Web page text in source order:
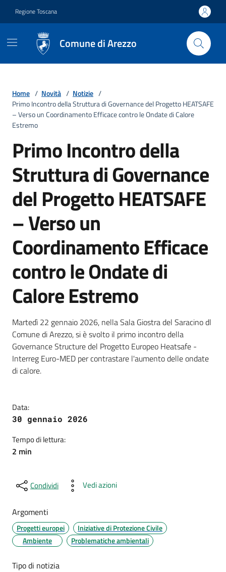
Regione Toscana
Comune di Arezzo
Home / Novità / Notizie /
Primo Incontro della Struttura di Governance del Progetto HEATSAFE
– Verso un Coordinamento Efficace contro le Ondate di Calore
Estremo
Primo Incontro della
Struttura di Governance
del Progetto HEATSAFE
– Verso un
Coordinamento Efficace
contro le Ondate di
Calore Estremo
Dettagli della notizia
Martedì 22 gennaio 2026, nella Sala Giostra del Saracino dl
Comune di Arezzo, si è svolto il primo incontro della
Governance Structure del Progetto Europeo Heatsafe -
Interreg Euro-MED per contrastare l'aumento delle ondate
di calore.
Data:
30 gennaio 2026
Tempo di lettura:
2 min
Condividi Vedi azioni
Argomenti
Progetti europei
Iniziative di Protezione Civile
Ambiente
Problematiche ambientali
Tipo di notizia